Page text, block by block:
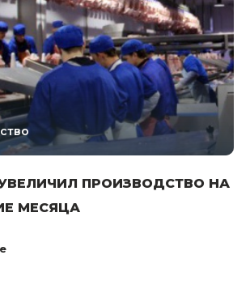
ПРОИЗВОДСТВО НА
МЕСЯЦА